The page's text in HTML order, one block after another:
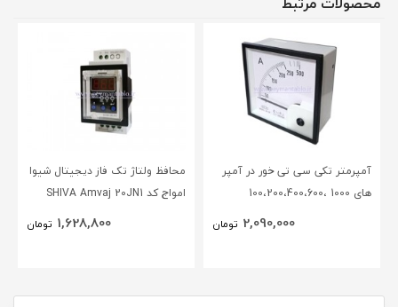
آمپرمتر تکی سی تی خور در آمپر
های 1000 ،100،200،400،600
2,090,000 تومان
محافظ ولتاژ تک فاز دیجیتال شیوا
امواج کد SHIVA Amvaj 20JN1
1,628,800 تومان